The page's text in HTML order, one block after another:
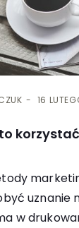
16
uznanie
w